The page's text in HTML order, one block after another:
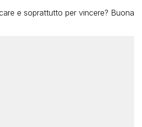
e soprattutto per vincere? Buona